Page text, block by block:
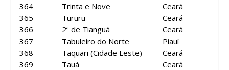
364
365
366
367
368
369
Trinta e Nove
Tururu
2ª de Tianguá
Tabuleiro do Norte
Taquari (Cidade Leste)
Tauá
Ceará
Ceará
Ceará
Piauí
Ceará
Ceará